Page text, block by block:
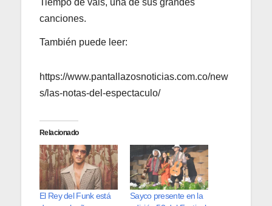
canciones.
También puede leer:
https://www.pantallazosnoticias.com.co/new
s/las-notas-del-espectaculo/
Relacionado
El Rey del Funk está
Sayco presente en la